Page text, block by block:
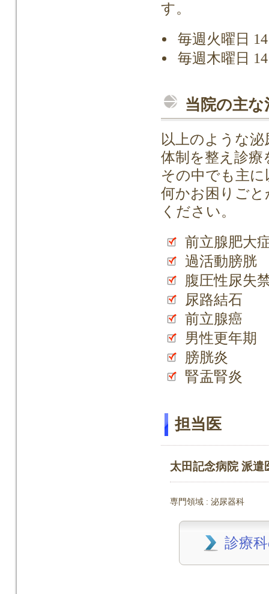
す。
毎週火曜日
毎週木曜日
当院の主な
以上のような
体制を整え診
その中でも主
何かお困りご
ください。
前立腺肥大
過活動膀胱
腹圧性尿失
尿路結石
前立腺癌
男性更年期
膀胱炎
腎盂腎炎
担当医
太田記念病院 派遣
専門領域 : 泌尿器科
診療